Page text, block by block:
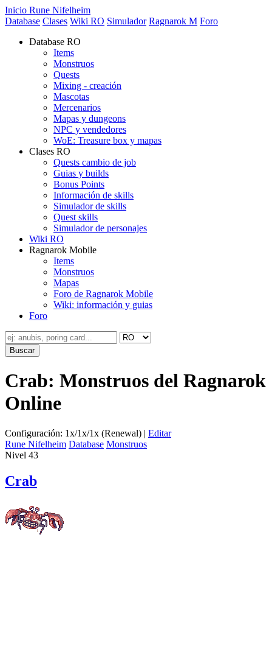
Inicio Rune Nifelheim
Database Clases Wiki RO Simulador Ragnarok M Foro
Database RO
Items
Monstruos
Quests
Mixing - creación
Mascotas
Mercenarios
Mapas y dungeons
NPC y vendedores
WoE: Treasure box y mapas
Clases RO
Quests cambio de job
Guias y builds
Bonus Points
Información de skills
Simulador de skills
Quest skills
Simulador de personajes
Wiki RO
Ragnarok Mobile
Items
Monstruos
Mapas
Foro de Ragnarok Mobile
Wiki: información y guias
Foro
Crab: Monstruos del Ragnarok
Online
Configuración: 1x/1x/1x (Renewal) | Editar
Rune Nifelheim Database Monstruos
Nivel 43
Crab